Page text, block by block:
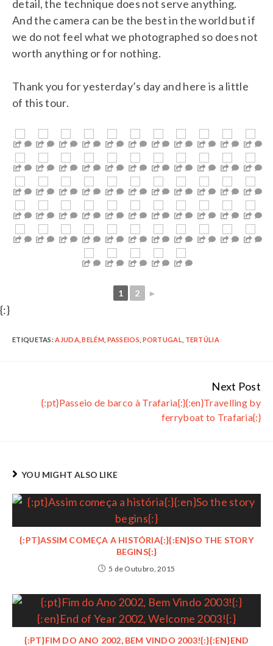
detail, the technique does not serve anything.
And the camera can be the best in the world but if
we do not feel what we photographed so does not
worth anything or for nothing.
Thank you for yesterday’s day and here is a little
of this tour.
… … … … … … … … … …
… … … … … … … … … …
… … … … … … … … … …
… … … … …
…
1 2 ►
{:}
ETIQUETAS:AJUDA,BELÉM PASSEIOS PORTUGAL TERTÚLIA
Reading
Next Post
{:pt}Passeio de barco à Trafaria{:}{:en}Travelling by
ferryboat to Trafaria{:}
YOU MIGHT ALSO LIKE
{:PT}ASSIM COMEÇA A HISTÓRIA{:}{:EN}SO THE STORY
BEGINS{:}
5 de Outubro, 2015
{:PT}FIM DO ANO 2002, BEM VINDO 2003!{:}{:EN}END